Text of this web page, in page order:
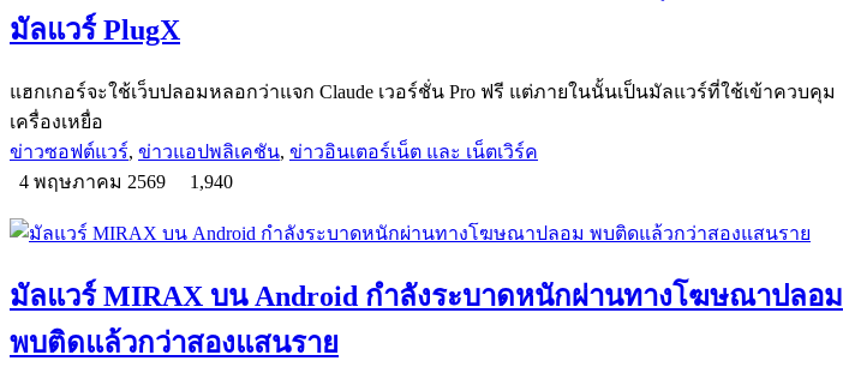
มัลแวร์ PlugX
แฮกเกอร์จะใช้เว็บปลอมหลอกว่าแจก Claude เวอร์ชั่น Pro ฟรี แต่ภายในนั้นเป็นมัลแวร์ที่ใช้เข้าควบคุม
เครื่องเหยื่อ
ข่าวซอฟต์แวร์, ข่าวแอปพลิเคชัน, ข่าวอินเตอร์เน็ต และ เน็ตเวิร์ค
4 พฤษภาคม 2569
1,940
มัลแวร์ MIRAX บน Android กำลังระบาดหนักผ่านทางโฆษณาปลอม
พบติดแล้วกว่าสองแสนราย